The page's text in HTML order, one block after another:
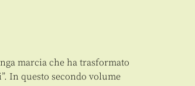
marcia che ha trasformato
In questo secondo volume